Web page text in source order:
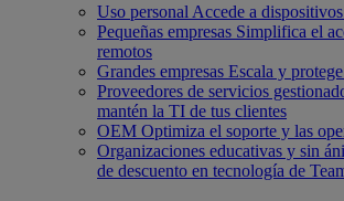
Uso personal Accede a
Pequeñas empresas Simplifica el
remotos
Grandes empresas Escala y
Proveedores de servicios
mantén la TI de tus clientes
OEM Optimiza el soporte y las
Organizaciones educativas y sin
de descuento en tecnología de